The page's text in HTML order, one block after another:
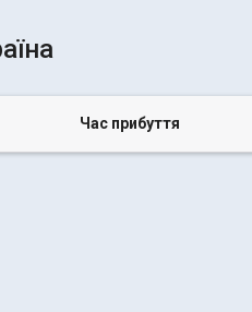
Час прибуття